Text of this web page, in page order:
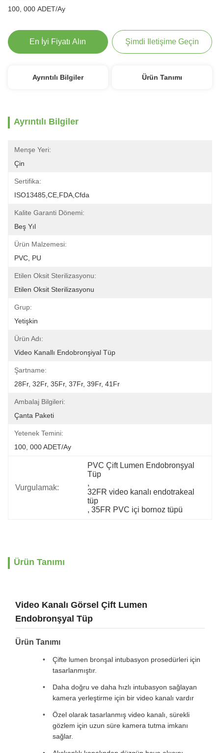
100, 000 ADET/Ay
En İyi Fiyatı Alın Şimdi Iletişime Geçin
Ayrıntılı Bilgiler Ürün Tanımı
Ayrıntılı Bilgiler
Menşe Yeri:
Çin
Sertifika:
ISO13485,CE,FDA,Cfda
Kalite Garanti Dönemi:
Beş Yıl
Ürün Malzemesi:
PVC, PU
Etilen Oksit Sterilizasyonu:
Etilen Oksit Sterilizasyonu
Grup:
Yetişkin
Ürün Adı:
Video Kanallı Endobronşiyal Tüp
Şartname:
28Fr, 32Fr, 35Fr, 37Fr, 39Fr, 41Fr
Ambalaj Bilgileri:
Çanta Paketi
Yetenek Temini:
100, 000 ADET/Ay
Vurgulamak:
PVC Çift Lumen Endobronşyal
Tüp
,
32FR video kanalı endotrakeal
tüp
, 35FR PVC içi bornoz tüpü
Ürün Tanımı
Video Kanalı Görsel Çift Lumen
Endobronşyal Tüp
Ürün Tanımı
Çifte lumen bronşal intubasyon prosedürleri için
tasarlanmıştır.
Daha doğru ve daha hızlı intubasyon sağlayan
kamera yerleştirme için bir video kanalı vardır
Özel olarak tasarlanmış video kanalı, sürekli
gözlem için uzun süre kamera tutma imkanı
sağlar.